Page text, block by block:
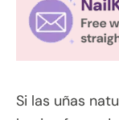
Si las uñas